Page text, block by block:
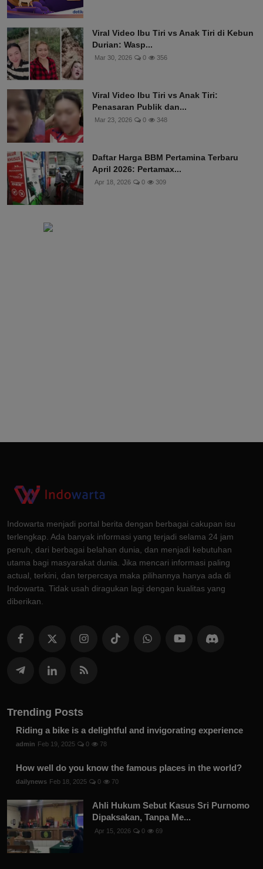
Viral Video Ibu Tiri vs Anak Tiri di Kebun
Durian: Wasp...
Mar 30, 2026 0 356
Viral Video Ibu Tiri vs Anak Tiri:
Penasaran Publik dan...
Mar 23, 2026 0 348
Daftar Harga BBM Pertamina Terbaru
April 2026: Pertamax...
Apr 18, 2026 0 309
Indowarta menjadi portal berita dengan berbagai cakupan isu
terlengkap. Ada banyak informasi yang terjadi selama 24 jam
penuh, dari berbagai belahan dunia, dan menjadi kebutuhan
utama bagi masyarakat dunia. Jika mencari informasi paling
actual, terkini, dan terpercaya maka pilihannya hanya ada di
Indowarta. Tidak usah diragukan lagi dengan kualitas yang
diberikan.
Trending Posts
Riding a bike is a delightful and invigorating experience
admin Feb 19, 2025 0 78
How well do you know the famous places in the world?
dailynews Feb 18, 2025 0 70
Ahli Hukum Sebut Kasus Sri Purnomo
Dipaksakan, Tanpa Me...
Apr 15, 2026 0 69